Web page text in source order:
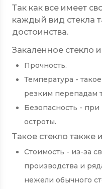
Так как все имеет
каждый вид стекла
достоинства.
Закаленное стекло
Прочность.
Температура -
резким перепадам
Безопасность -
остроты.
Такое стекло также
Стоимость - из-за
производства и
нежели обычного